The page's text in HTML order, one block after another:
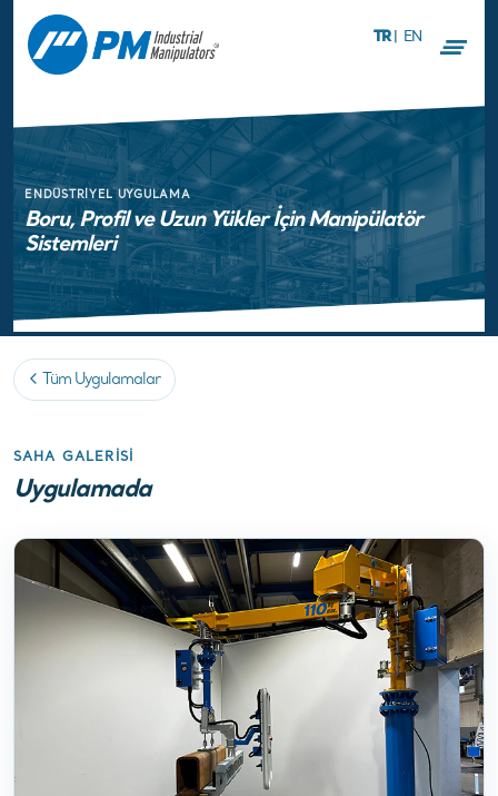
TR| EN
ENDÜSTRIYEL UYGULAMA
Boru, Profil ve Uzun Yükler İçin Manipülatör
Sistemleri
Tüm Uygulamalar
SAHA GALERISI
Uygulamada